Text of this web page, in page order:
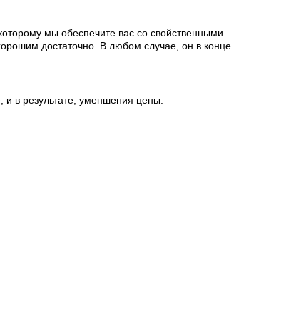
мы обеспечите вас со свойственными
достаточно. В любом случае, он в конце
в результате, уменшения цены.